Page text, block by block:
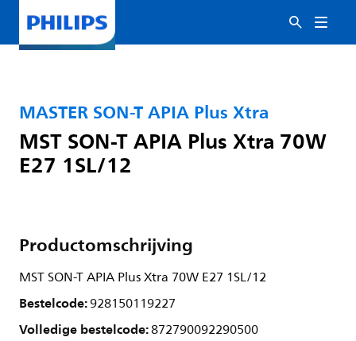
MASTER SON-T APIA Plus Xtra
MST SON-T APIA Plus Xtra 70W
E27 1SL/12
Productomschrijving
MST SON-T APIA Plus Xtra 70W E27 1SL/12
Bestelcode:928150119227
Volledige bestelcode:872790092290500